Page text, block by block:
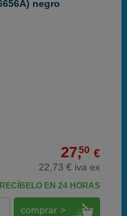
negro
27,50 €
22,73 € iva ex
RECÍBELO EN 24 HORAS
comprar >